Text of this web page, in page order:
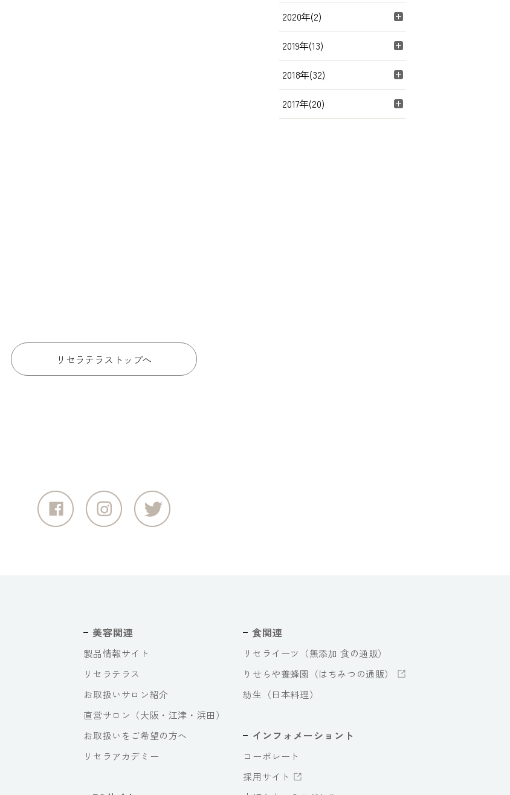
2020年(2)
2019年(13)
2018年(32)
2017年(20)
リセラテラストップへ
美容関連
製品情報サイト
リセラテラス
お取扱いサロン紹介
直営サロン（大阪・江津・浜田）
お取扱いをご希望の方へ
リセラアカデミー
食関連
リセライーツ（無添加 食の通販）
りせらや養蜂園（はちみつの通販）
紡生（日本料理）
インフォメーショント
コーポレート
採用サイト